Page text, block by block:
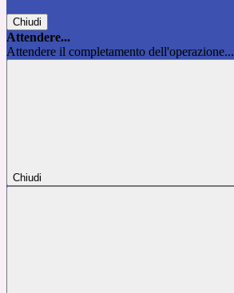
Chiudi
Attendere...
Attendere il completamento dell'operazione...
Chiudi